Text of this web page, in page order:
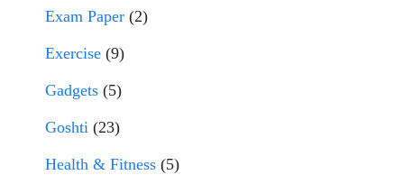
Exam Paper (2)
Exercise (9)
Gadgets (5)
Goshti (23)
Health & Fitness (5)